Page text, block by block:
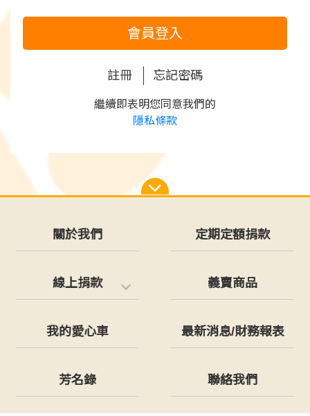
會員登入
註冊 忘記密碼
繼續即表明您同意我們的
隱私條款
關於我們 定期定額捐款
線上捐款 義賣商品
我的愛心車 最新消息/財務報表
芳名錄 聯絡我們